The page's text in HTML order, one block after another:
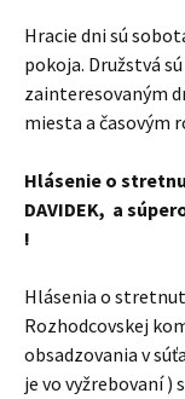
Hracie dni sú
pokoja. Družstvá
zainteresovaným
miesta a časovým
Hlásenie o
DAVIDEK, a
!
Hlásenia o
Rozhodcovskej
obsadzovania v
je vo vyžrebovaní )